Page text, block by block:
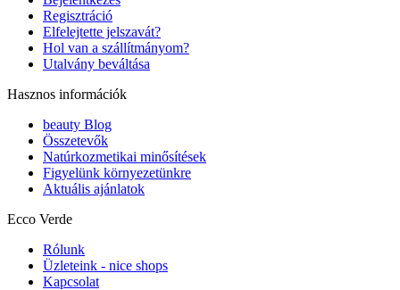
Regisztráció
Elfelejtette jelszavát?
Hol van a szállítmányom?
Utalvány beváltása
Hasznos információk
beauty Blog
Összetevők
Natúrkozmetikai minősítések
Figyelünk környezetünkre
Aktuális ajánlatok
Ecco Verde
Rólunk
Üzleteink - nice shops
Kapcsolat